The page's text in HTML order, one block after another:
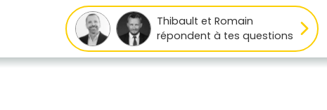
Thibault et Romain
répondent à tes questions